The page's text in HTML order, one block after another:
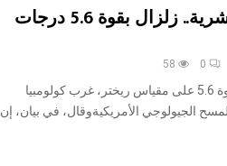
دون خسائر مادية أو بشرية.. زلزال بقوة 5.6 درجات
0
58
«نبض الخليج» يضرب زلزال بقوة 5.6 على مقياس ريختر، غرب كولومبيا
الجيولوجي الأمريكيةوقال، في بيان، إن